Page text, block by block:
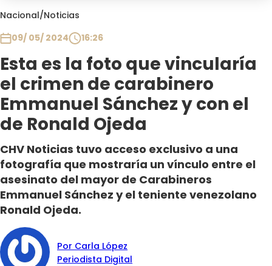
Nacional/Noticias
09/ 05/ 2024
16:26
Esta es la foto que vincularía
el crimen de carabinero
Emmanuel Sánchez y con el
de Ronald Ojeda
CHV Noticias tuvo acceso exclusivo a una
fotografía que mostraría un vínculo entre el
asesinato del mayor de Carabineros
Emmanuel Sánchez y el teniente venezolano
Ronald Ojeda.
Por Carla López
Periodista Digital
Club De La Comedia
Plan Perfecto
El Tiempo
Sabingo
Todos Los Programas